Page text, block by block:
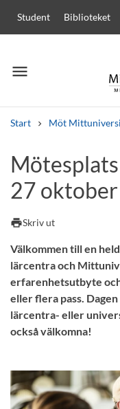
Student Biblioteket
menu
Meny
Start Möt
Andra söktjänster
Kurser och program
27
printSkriv ut
Välkommen till en
lärcentra och
erfarenhetsutbyte
eller flera pass.
lärcentra- eller
också välkomna!